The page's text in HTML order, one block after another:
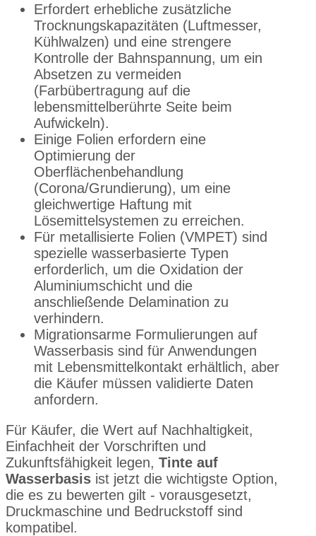
Erfordert erhebliche zusätzliche
Trocknungskapazitäten (Luftmesser,
Kühlwalzen) und eine strengere
Kontrolle der Bahnspannung, um ein
Absetzen zu vermeiden
(Farbübertragung auf die
lebensmittelberührte Seite beim
Aufwickeln).
Einige Folien erfordern eine
Optimierung der
Oberflächenbehandlung
(Corona/Grundierung), um eine
gleichwertige Haftung mit
Lösemittelsystemen zu erreichen.
Für metallisierte Folien (VMPET) sind
spezielle wasserbasierte Typen
erforderlich, um die Oxidation der
Aluminiumschicht und die
anschließende Delamination zu
verhindern.
Migrationsarme Formulierungen auf
Wasserbasis sind für Anwendungen
mit Lebensmittelkontakt erhältlich, aber
die Käufer müssen validierte Daten
anfordern.
Für Käufer, die Wert auf Nachhaltigkeit,
Einfachheit der Vorschriften und
Zukunftsfähigkeit legen, Tinte auf
Wasserbasis ist jetzt die wichtigste Option,
die es zu bewerten gilt - vorausgesetzt,
Druckmaschine und Bedruckstoff sind
kompatibel.